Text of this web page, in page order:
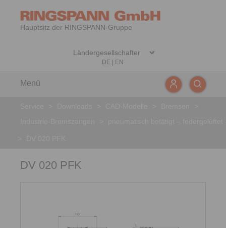
Hauptsitz der RINGSPANN-Gruppe
DE EN
Menü
DV 020 PFK